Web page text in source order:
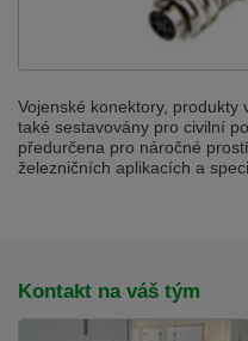
Vojenské konektory, produkty
také sestavovány pro civilní
předurčena pro náročné
železničních aplikacích a
Kontakt na váš tým